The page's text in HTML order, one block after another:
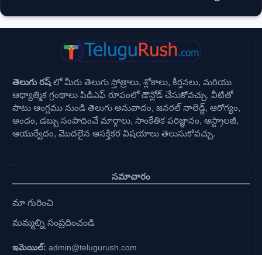
తెలుగు రష్ లో మీరు తెలుగు స్తోత్రాలు, శ్లోకాలు, కీర్తనలు, మరియు
ఆధ్యాత్మిక గ్రంథాలు పిడిఎఫ్ రూపంలో డౌన్లోడ్ చేసుకోవచ్చు. వీటితో
పాటు ఆంగ్లము నుండి తెలుగు అనువాదం, జనరల్ నాలెడ్జ్, ఆరోగ్యం,
అందం, డబ్బు సంపాదించే మార్గాలు, సాంకేతిక పరిజ్ఞానం, ఆస్ట్రాలజీ,
ఆయుర్వేదం, మొదలైన ఆసక్తికర విషయాలు తెలుసుకోవచ్చు.
సమాచారం
మా గురించి
మమ్మల్ని సంప్రదించండి
ఇమెయిల్: admin@telugurush.com